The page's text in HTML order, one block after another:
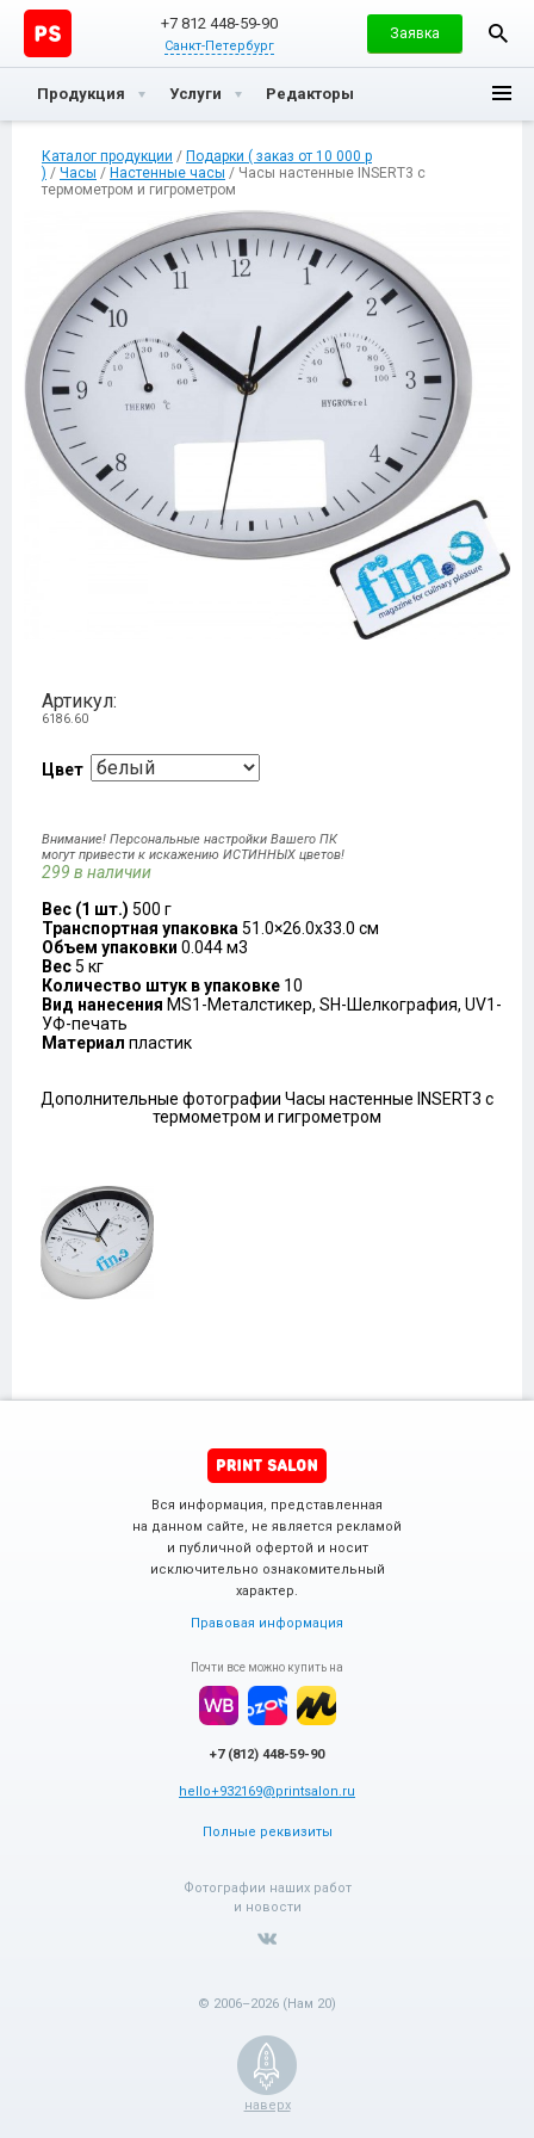
+7 812 448-59-90
Санкт-Петербург
Заявка
Продукция Услуги Редакторы
Каталог продукции / Подарки ( заказ от 10 000 р
) / Часы / Настенные часы / Часы настенные INSERT3 с
термометром и гигрометром
Артикул:
6186.60
Цвет
Внимание! Персональные настройки Вашего ПК
могут привести к искажению ИСТИННЫХ цветов!
299 в наличии
Вес (1 шт.) 500 г
Транспортная упаковка 51.0×26.0x33.0 см
Объем упаковки 0.044 м3
Вес5 кг
Количество штук в упаковке 10
Вид нанесения MS1-Металстикер, SH-Шелкография, UV1-
УФ-печать
Материал пластик
Дополнительные фотографии Часы настенные INSERT3 с
термометром и гигрометром
Вся информация, представленная
на данном сайте, не является рекламой
и публичной офертой и носит
исключительно ознакомительный
характер.
Правовая информация
Почти все можно купить на
+7 (812) 448-59-90
hello+932169@printsalon.ru
Полные реквизиты
Фотографии наших работ
и новости
© 2006–2026 (Нам 20)
наверх